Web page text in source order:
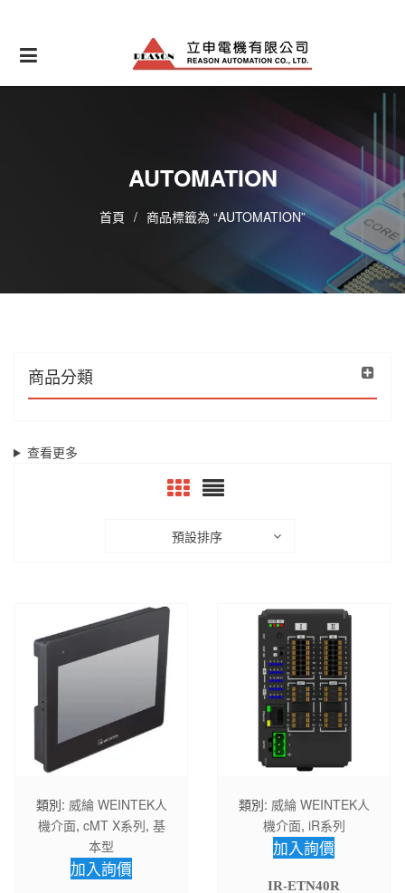
content
AUTOMATION
首頁 / 商品標籤為 “AUTOMATION”
商品分類
查看更多
預設排序
類別: 威綸 WEINTEK人
機介面, cMT X系列, 基
本型
加入詢價
類別: 威綸 WEINTEK人
機介面, iR系列
加入詢價
IR-ETN40R